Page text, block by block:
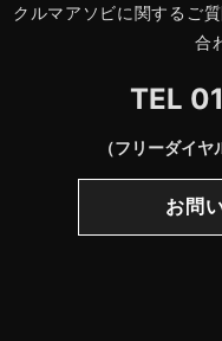
クルマアソビに関するご
合
TEL
（フリーダイヤ
お問